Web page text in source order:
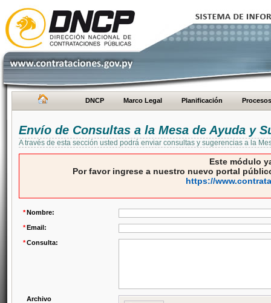
DNCP Marco Legal Planificación Procesos
Envío de Consultas a la Mesa de Ayuda y
A través de esta sección usted podrá enviar consultas y sugerencias a la
Este módulo
Por favor ingrese a nuestro nuevo portal
https://
*Nombre:
*Email:
*Consulta:
Archivo